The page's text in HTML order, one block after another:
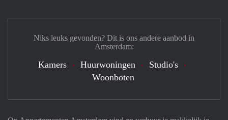
Niks leuks gevonden? Dit is ons andere aanbod in
Amsterdam:
Kamers Huurwoningen
Studio's
Woonboten